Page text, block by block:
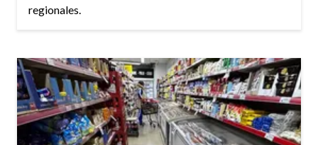
regionales.